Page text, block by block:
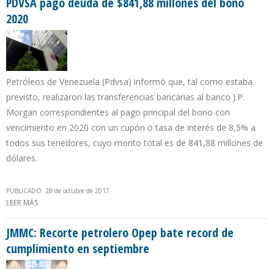
2020
Petróleos de Venezuela (Pdvsa) informó que, tal como estaba
previsto, realizaron las transferencias bancarias al banco J.P.
Morgan correspondientes al pago principal del bono con
vencimiento en 2020 con un cupón o tasa de interés de 8,5% a
todos sus tenedores, cuyo monto total es de 841,88 millones de
dólares.
PUBLICADO: 28 de octubre de 2017
LEER MÁS
JMMC: Recorte petrolero Opep bate record de
cumplimiento en septiembre